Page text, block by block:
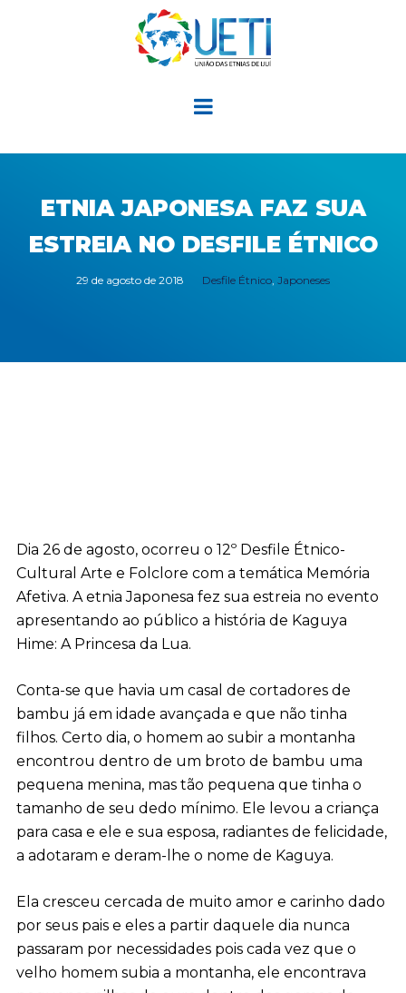
ETNIA JAPONESA FAZ SUA
ESTREIA NO DESFILE ÉTNICO
29 de agosto de 2018 Desfile Étnico Japoneses
Dia 26 de agosto, ocorreu o 12º Desfile Étnico-
Cultural Arte e Folclore com a temática Memória
Afetiva. A etnia Japonesa fez sua estreia no evento
apresentando ao público a história de Kaguya
Hime: A Princesa da Lua.
Conta-se que havia um casal de cortadores de
bambu já em idade avançada e que não tinha
filhos. Certo dia, o homem ao subir a montanha
encontrou dentro de um broto de bambu uma
pequena menina, mas tão pequena que tinha o
tamanho de seu dedo mínimo. Ele levou a criança
para casa e ele e sua esposa, radiantes de felicidade,
a adotaram e deram-lhe o nome de Kaguya.
Ela cresceu cercada de muito amor e carinho dado
por seus pais e eles a partir daquele dia nunca
passaram por necessidades pois cada vez que o
velho homem subia a montanha, ele encontrava